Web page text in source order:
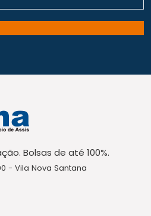
Bolsas de até 100%.
- Vila Nova Santana